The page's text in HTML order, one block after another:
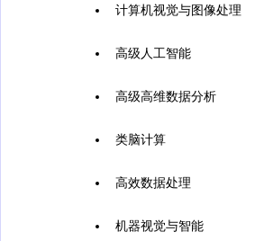
计算机视觉与图像处理
高级人工智能
高级高维数据分析
类脑计算
高效数据处理
机器视觉与智能